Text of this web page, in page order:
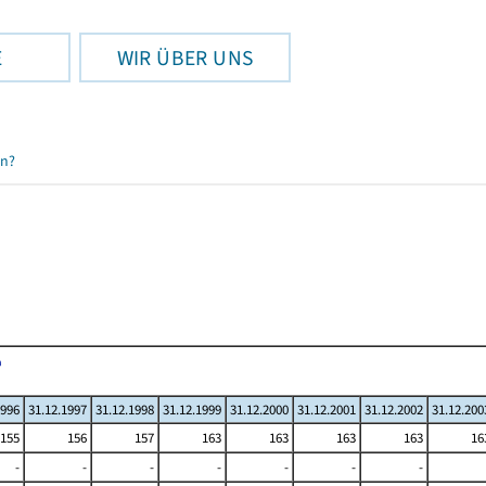
WIR ÜBER UNS
31.12.1997 31.12.1998 31.12.1999 31.12.2000 31.12.2001 31.12.2002
155 156 157 163 163 163 163
- - - - - -
-